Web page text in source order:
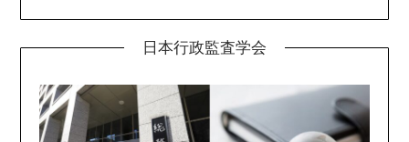
日本行政監査学会